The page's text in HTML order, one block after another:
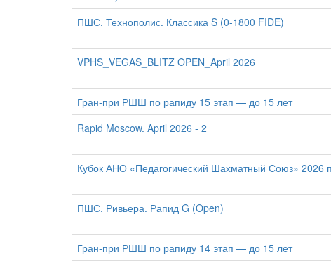
ПШС. Технополис. Классика S (0-1800 FIDE)
VPHS_VEGAS_BLITZ OPEN_April 2026
Гран-при РШШ по рапиду 15 этап — до 15 лет
Rapid Moscow. April 2026 - 2
Кубок АНО «Педагогический Шахматный Союз»
ПШС. Ривьера. Рапид G (Open)
Гран-при РШШ по рапиду 14 этап — до 15 лет